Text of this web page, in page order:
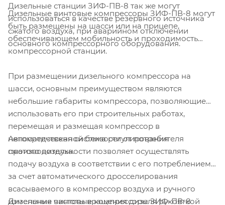
Дизельные станции ЗИФ-ПВ-8 так же могут
использоваться в качестве резервного источника
сжатого воздуха, при аварийном отключении
основного компрессорного оборудования.
Дизельные винтовые компрессоры ЗИФ-ПВ-8 могут
быть размещены на шасси или на прицепе,
обеспечивающем мобильность и проходимость
компрессорной станции.
При размещении дизельного компрессора на
шасси, основным преимуществом являются
небольшие габариты компрессора, позволяющие
использовать его при строительных работах,
перемещая и размещая компрессор в
непосредственной близости от потребителя
сжатого воздуха.
Автоматическая система регулирования
производительности позволяет осуществлять
подачу воздуха в соответствии с его потреблением,
за счет автоматического дросселирования
всасываемого в компрессор воздуха и ручного
изменения частоты вращения дизеля рукояткой
Дизельные винтовые компрессоры ЗИФ-ПВ-8